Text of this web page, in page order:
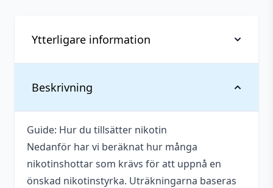
Shortfill)
mängd
Beskrivning
Guide: Hur du tillsätter nikotin
Nedanför har vi beräknat hur många
nikotinshottar som krävs för att uppnå en
önskad nikotinstyrka. Uträkningarna baseras
Ytterligare information
Vikt
Anpassad för
nikotinstyrka
Antal ml
100 ml
Beskrivande
Bärig ,Söt